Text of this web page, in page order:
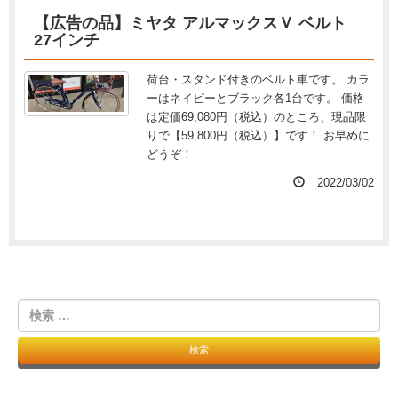
【広告の品】ミヤタ アルマックスＶ ベルト
27インチ
荷台・スタンド付きのベルト車です。 カラ
ーはネイビーとブラック各1台です。 価格
は定価69,080円（税込）のところ、現品限
りで【59,800円（税込）】です！ お早めに
どうぞ！
2022/03/02